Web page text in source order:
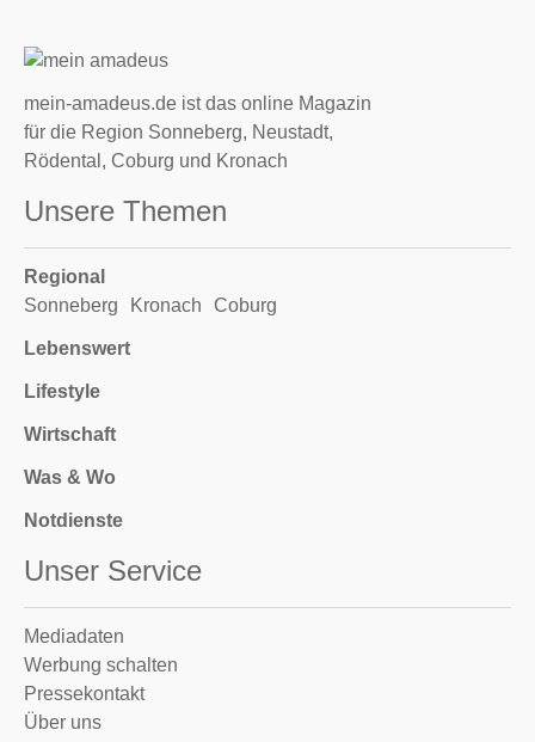
mein-amadeus.de ist das online Magazin
für die Region Sonneberg, Neustadt,
Rödental, Coburg und Kronach
Unsere Themen
Regional
Sonneberg
Kronach Coburg
Lebenswert
Lifestyle
Wirtschaft
Was & Wo
Notdienste
Unser Service
Mediadaten
Werbung schalten
Pressekontakt
Über uns